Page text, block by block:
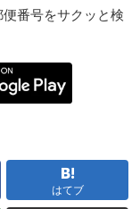
番号をサクッと検
はてブ